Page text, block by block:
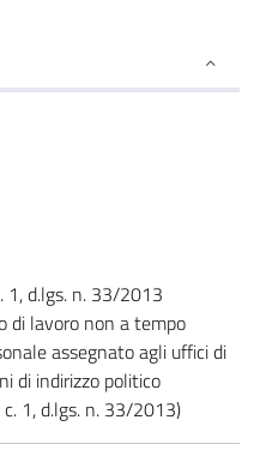
1, d.lgs. n. 33/2013
di lavoro non a tempo
assegnato agli uffici di
di indirizzo politico
1, d.lgs. n. 33/2013)